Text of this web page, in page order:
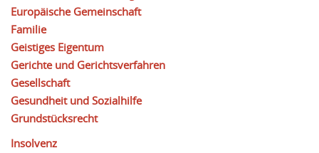
Europäische Gemeinschaft
Familie
Geistiges Eigentum
Gerichte und Gerichtsverfahren
Gesellschaft
Gesundheit und Sozialhilfe
Grundstücksrecht
Insolvenz